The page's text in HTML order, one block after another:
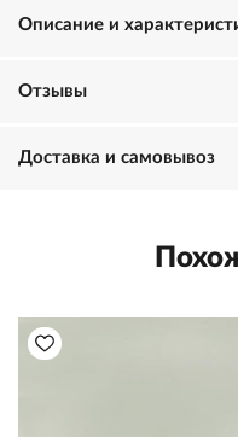
Описание и
Отзывы
Доставка и самовывоз